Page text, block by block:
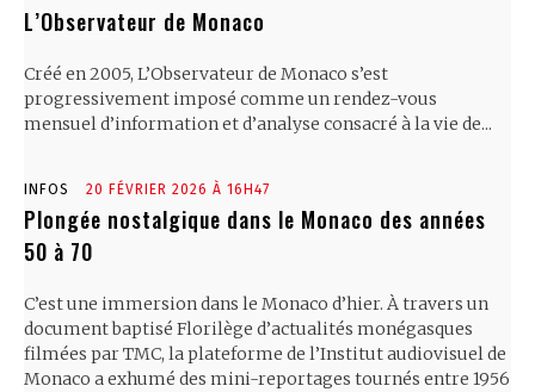
L’Observateur de Monaco
Créé en 2005, L’Observateur de Monaco s’est
progressivement imposé comme un rendez-vous
mensuel d’information et d’analyse consacré à la vie de...
INFOS 20 FÉVRIER 2026 À 16H47
Plongée nostalgique dans le Monaco des années
50 à 70
C’est une immersion dans le Monaco d’hier. À travers un
document baptisé Florilège d’actualités monégasques
filmées par TMC, la plateforme de l’Institut audiovisuel de
Monaco a exhumé des mini-reportages tournés entre 1956